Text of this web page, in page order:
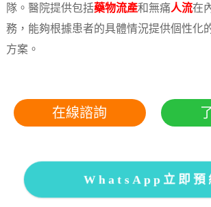
隊。醫院提供包括藥物流產和無痛人流在
務，能夠根據患者的具體情況提供個性化
方案。
在線諮詢
WhatsApp立即預